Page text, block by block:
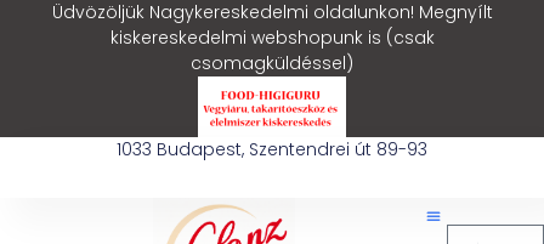
Üdvözöljük Nagykereskedelmi oldalunkon! Megnyílt
kiskereskedelmi webshopunk is (csak
csomagküldéssel)
1033 Budapest, Szentendrei út 89-93